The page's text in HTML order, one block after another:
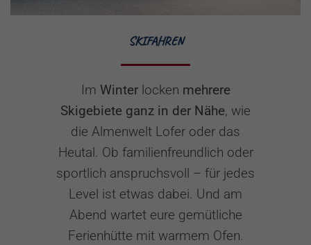
SKIFAHREN
Im Winterlocken mehrere
Skigebiete ganz in der Nähe, wie
die Almenwelt Lofer oder das
Heutal. Ob familienfreundlich oder
sportlich anspruchsvoll – für jedes
Level ist etwas dabei. Und am
Abend wartet eure gemütliche
Ferienhütte mit warmem Ofen.